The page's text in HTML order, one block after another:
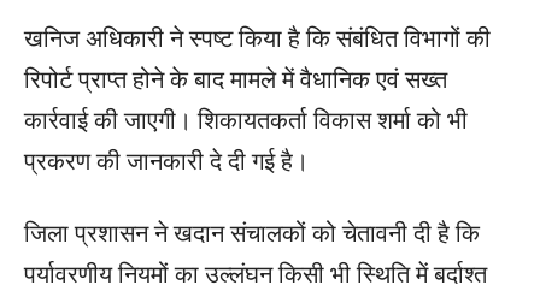
खनिज अधिकारी ने स्पष्ट किया है कि संबंधित विभागों की
रिपोर्ट प्राप्त होने के बाद मामले में वैधानिक एवं सख्त
कार्रवाई की जाएगी। शिकायतकर्ता विकास शर्मा को भी
प्रकरण की जानकारी दे दी गई है।
जिला प्रशासन ने खदान संचालकों को चेतावनी दी है कि
पर्यावरणीय नियमों का उल्लंघन किसी भी स्थिति में बर्दाश्त